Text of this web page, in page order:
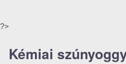
?>
Kémiai